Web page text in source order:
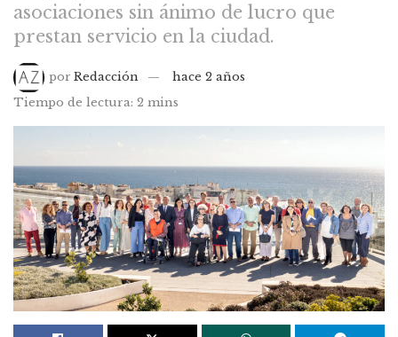
asociaciones sin ánimo de lucro que
prestan servicio en la ciudad.
por Redacción
hace 2 años
Tiempo de lectura: 2 mins